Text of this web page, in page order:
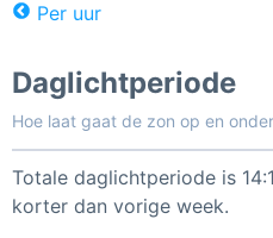
Per uur
Daglichtperiode
Hoe laat gaat de zon op en
Totale daglichtperiode is
korter dan vorige week.